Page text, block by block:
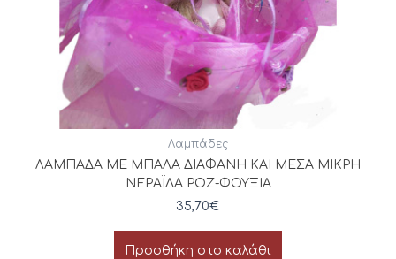
Λαμπάδες
ΛΑΜΠΑΔΑ ΜΕ ΜΠΑΛΑ ΔΙΑΦΑΝΗ ΚΑΙ ΜΕΣΑ ΜΙΚΡΗ
ΝΕΡΑΪΔΑ ΡΟΖ-ΦΟΥΞΙΑ
35,70€
Προσθήκη στο καλάθι